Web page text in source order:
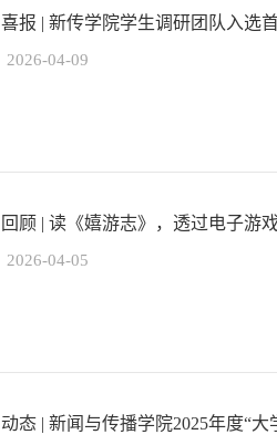
喜报 | 新传学院学生调研团队入选
2026-04-09
回顾 | 读《嬉游志》，透过电子游
2026-04-05
动态 | 新闻与传播学院2025年度“